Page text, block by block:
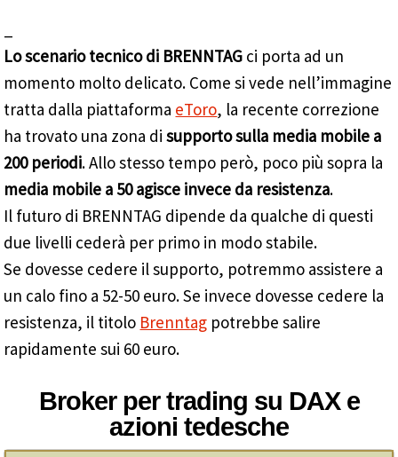
Lo scenario tecnico di BRENNTAG ci porta ad un
momento molto delicato. Come si vede nell’immagine
tratta dalla piattaforma eToro, la recente correzione
ha trovato una zona disupporto sulla media mobile a
200 periodi. Allo stesso tempo però, poco più sopra la
media mobile a 50 agisce invece da resistenza.
Il futuro di BRENNTAG dipende da qualche di questi
due livelli cederà per primo in modo stabile.
Se dovesse cedere il supporto, potremmo assistere a
un calo fino a 52-50 euro. Se invece dovesse cedere la
resistenza, il titolo Brenntag potrebbe salire
rapidamente sui 60 euro.
Broker per trading su DAX e
azioni tedesche